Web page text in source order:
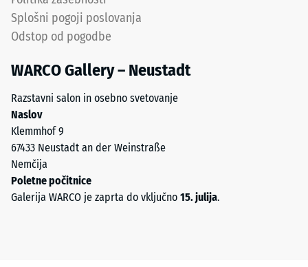
Splošni pogoji poslovanja
Odstop od pogodbe
WARCO Gallery – Neustadt
Razstavni salon in osebno svetovanje
Naslov
Klemmhof 9
67433 Neustadt an der Weinstraße
Nemčija
Poletne počitnice
Galerija WARCO je zaprta do vključno 15. julija.